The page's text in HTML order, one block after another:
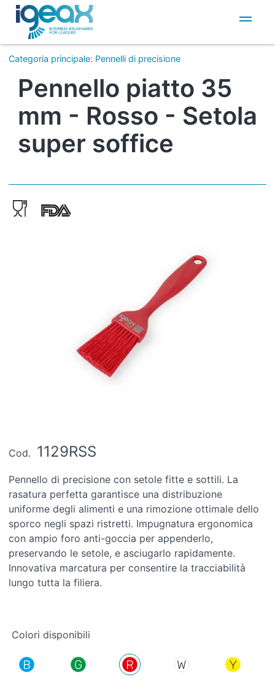
IT
EN
Categoria principale: Pennelli di precisione
Pennello piatto 35
mm - Rosso - Setola
super soffice
Cod. 1129RSS
Pennello di precisione con setole fitte e sottili. La
rasatura perfetta garantisce una distribuzione
uniforme degli alimenti e una rimozione ottimale dello
sporco negli spazi ristretti. Impugnatura ergonomica
con ampio foro anti-goccia per appenderlo,
preservando le setole, e asciugarlo rapidamente.
Innovativa marcatura per consentire la tracciabilità
lungo tutta la filiera.
Colori disponibili